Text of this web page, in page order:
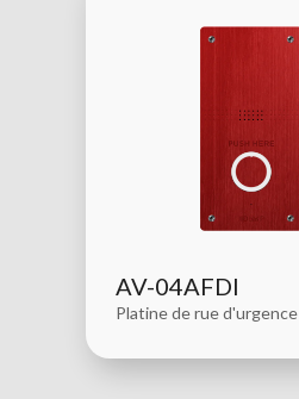
AV-04AFDI
Platine de rue d'urgence